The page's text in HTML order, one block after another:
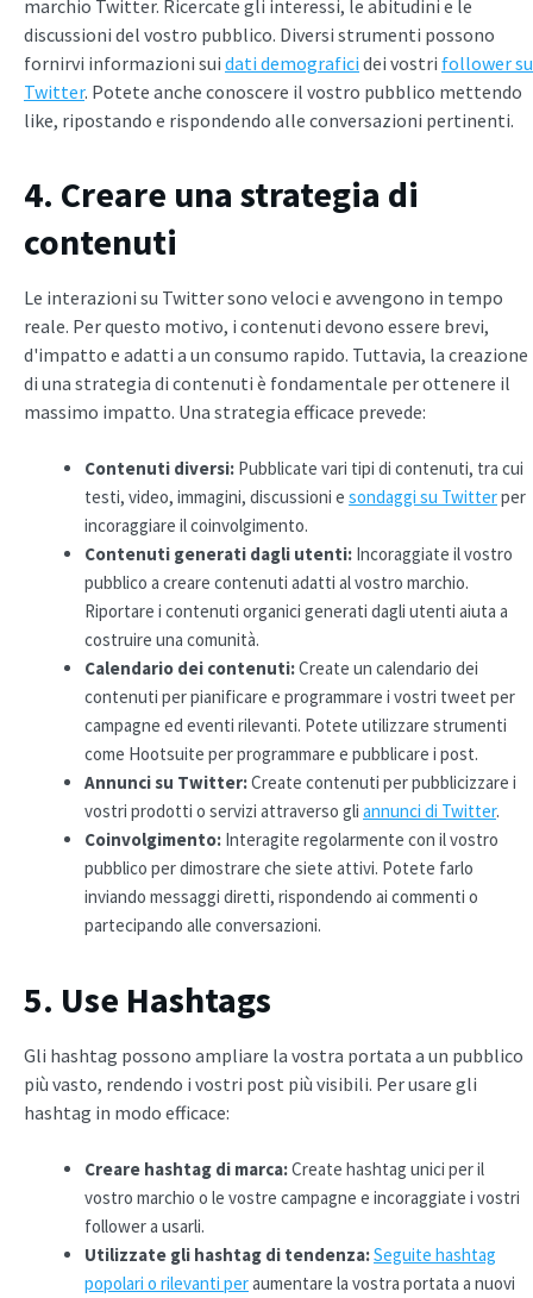
marchio Twitter. Ricercate gli interessi, le abitudini e le
discussioni del vostro pubblico. Diversi strumenti possono
fornirvi informazioni sui dati demografici dei vostri follower su
Twitter. Potete anche conoscere il vostro pubblico mettendo
like, ripostando e rispondendo alle conversazioni pertinenti.
4. Creare una strategia di
contenuti
Le interazioni su Twitter sono veloci e avvengono in tempo
reale. Per questo motivo, i contenuti devono essere brevi,
d'impatto e adatti a un consumo rapido. Tuttavia, la creazione
di una strategia di contenuti è fondamentale per ottenere il
massimo impatto. Una strategia efficace prevede:
Contenuti diversi: Pubblicate vari tipi di contenuti, tra cui
testi, video, immagini, discussioni e sondaggi su Twitterper
incoraggiare il coinvolgimento.
Contenuti generati dagli utenti: Incoraggiate il vostro
pubblico a creare contenuti adatti al vostro marchio.
Riportare i contenuti organici generati dagli utenti aiuta a
costruire una comunità.
Calendario dei contenuti:Create un calendario dei
contenuti per pianificare e programmare i vostri tweet per
campagne ed eventi rilevanti. Potete utilizzare strumenti
come Hootsuite per programmare e pubblicare i post.
Annunci su Twitter:Create contenuti per pubblicizzare i
vostri prodotti o servizi attraverso gli annunci di Twitter.
Coinvolgimento: Interagite regolarmente con il vostro
pubblico per dimostrare che siete attivi. Potete farlo
inviando messaggi diretti, rispondendo ai commenti o
partecipando alle conversazioni.
5. Use Hashtags
Gli hashtag possono ampliare la vostra portata a un pubblico
più vasto, rendendo i vostri post più visibili. Per usare gli
hashtag in modo efficace:
Creare hashtag di marca:Create hashtag unici per il
vostro marchio o le vostre campagne e incoraggiate i vostri
follower a usarli.
Utilizzate gli hashtag di tendenza:Seguite hashtag
popolari o rilevanti peraumentare la vostra portata a nuovi